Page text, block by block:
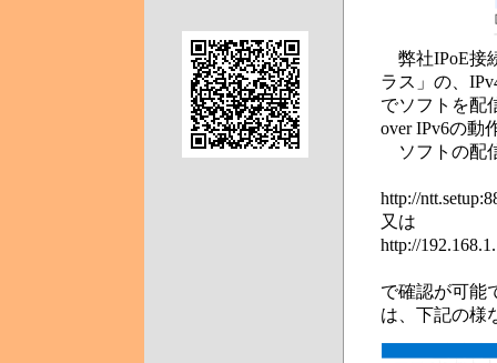
弊社IPoE接
ラス」の、
でソフトを配
over IPv6の動
ソフトの配
http://
又は
http://
で確認が可能
は、下記の様